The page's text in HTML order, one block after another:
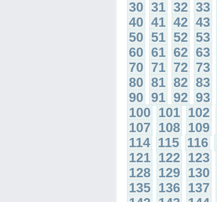
30 31 32 33
40 41 42 43
50 51 52 53
60 61 62 63
70 71 72 73
80 81 82 83
90 91 92 93
100 101 102
107 108 109
114 115 116
121 122 123
128 129 130
135 136 137